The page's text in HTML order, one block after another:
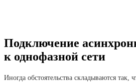
Подключение
к однофазной сети
Иногда обстоятельства складываются так,